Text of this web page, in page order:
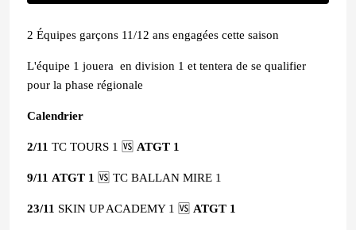
2 Équipes garçons 11/12 ans engagées cette saison
L'équipe 1 jouera en division 1 et tentera de se qualifier
pour la phase régionale
Calendrier
2/11 TC TOURS 1 🆚 ATGT 1
9/11 ATGT 1 🆚 TC BALLAN MIRE 1
23/11 SKIN UP ACADEMY 1 🆚 ATGT 1